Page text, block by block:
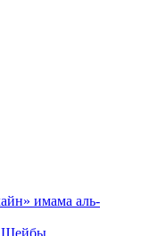
имама аль-
Шейбы